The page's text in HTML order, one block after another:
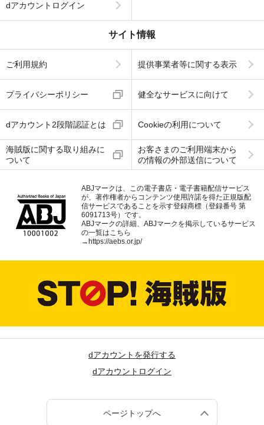
dアカウントログイン
サイト情報
ご利用規約 提供事業者等に関する表示
プライバシーポリシー 健全なサービスに向けて
dアカウント2段階認証とは Cookieの利用について
海賊版に関する取り組みに
ついて
お客さまのご利用端末から
の情報の外部送信について
ABJマークは、この電子書店・電子書籍配信サービス
が、著作権者からコンテンツ使用許諾を得た正規版配
信サービスであることを示す登録商標（登録番号 第
6091713号）です。
ABJマークの詳細、ABJマークを掲示しているサービス
の一覧はこちら
→ https://aebs.or.jp/
dアカウントを発行する
dアカウントログイン
ページトップへ